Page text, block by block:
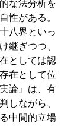
な法分析を
性がある。
八界といっ
継ぎつつ、
としては認
在として位
論』は、有
しながら、
中間的立場